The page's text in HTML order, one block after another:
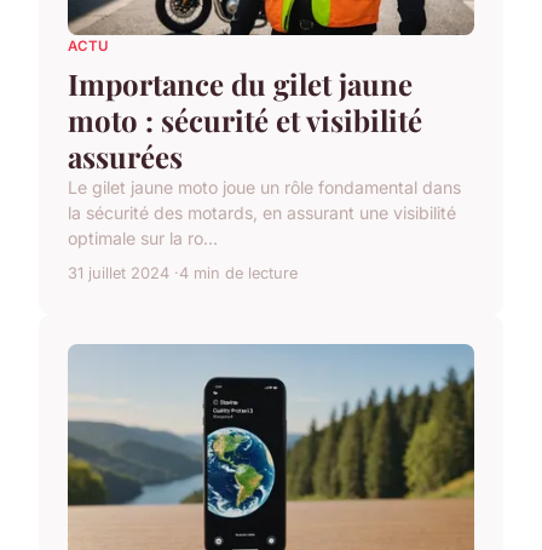
ACTU
Importance du gilet jaune
moto : sécurité et visibilité
assurées
Le gilet jaune moto joue un rôle fondamental dans
la sécurité des motards, en assurant une visibilité
optimale sur la ro...
31 juillet 2024 4 min de lecture